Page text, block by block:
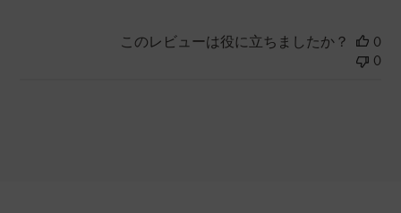
このレビューは役に立ちましたか？
0
0